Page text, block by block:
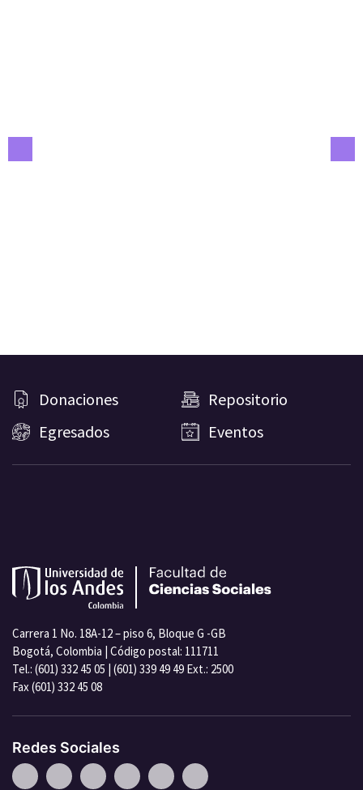
Donaciones
Repositorio
Egresados
Eventos
Carrera 1 No. 18A-12 – piso 6, Bloque G -GB
Bogotá, Colombia | Código postal: 111711
Tel.: (601) 332 45 05 | (601) 339 49 49 Ext.: 2500
Fax (601) 332 45 08
Redes Sociales